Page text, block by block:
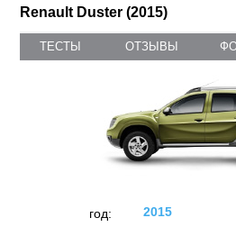
Renault Duster (2015)
ТЕСТЫ ОТЗЫВЫ
год:
2015